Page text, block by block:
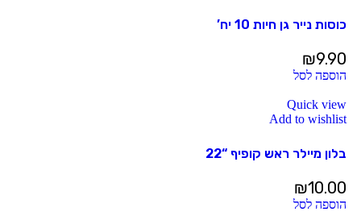
כוסות נייר גן חיות 10 יח’
₪9.90
הוספה לסל
Quick view
Add to wishlist
בלון מיילר ראש קופיף “22
₪10.00
הוספה לסל